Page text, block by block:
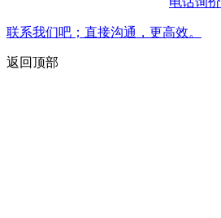
联系我们吧；直接沟通，更高效。
返回顶部